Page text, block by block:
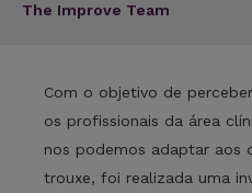
The Improve Team
Com o objetivo de
os profissionais da área
nos podemos adaptar aos
trouxe, foi realizada uma